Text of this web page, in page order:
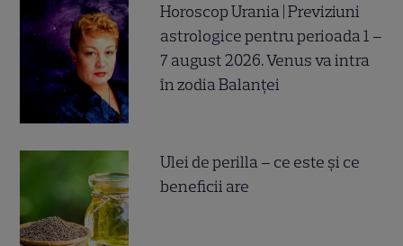
Horoscop Urania | Previziuni
astrologice pentru perioada 1 –
7 august 2026. Venus va intra
în zodia Balanței
Ulei de perilla – ce este și ce
beneficii are